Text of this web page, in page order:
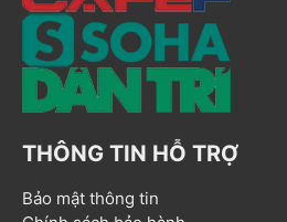
THÔNG TIN HỖ TRỢ
Bảo mật thông tin